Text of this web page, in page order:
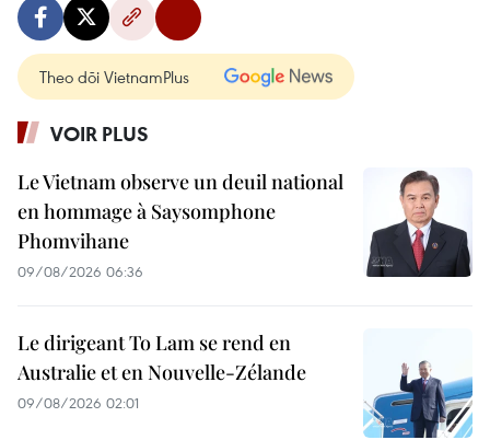
Theo dõi VietnamPlus
VOIR PLUS
Le Vietnam observe un deuil national
en hommage à Saysomphone
Phomvihane
09/08/2026 06:36
Le dirigeant To Lam se rend en
Australie et en Nouvelle-Zélande
09/08/2026 02:01